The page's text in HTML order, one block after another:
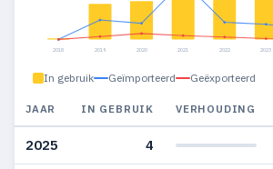
2018 2019 2020 2021 2022 2023
In gebruik Geïmporteerd Geëxporteerd
JAAR IN GEBRUIK VERHOUDING
2025 4